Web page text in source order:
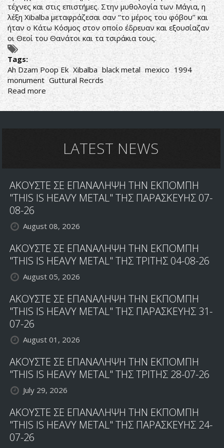
τέχνες και στις επιστήμες. Στην μυθολογία των Μάγια, η
λέξη Xibalba μεταφράζεσαι σαν ‘’το μέρος του φόβου’’ και
ήταν ο Κάτω Κόσμος στον οποίο έδρευαν και εξουσίαζαν
οι Θεοί του Θανάτοι και τα τσιράκια τους.
Tags:
Ah Dzam Poop Ek Xibalba black metal mexico 1994
monument Guttural Recrds
Read more about
Xibalba-
Ah
LATEST NEWS
ΑΚΟΥΣΤΕ ΣΕ ΕΠΑΝΑΛΗΨΗ ΤΗΝ ΕΚΠΟΜΠΗ
"THIS IS HEAVY METAL" ΤΗΣ ΠΑΡΑΣΚΕΥΗΣ 07-
08-26
August 08, 2026
ΑΚΟΥΣΤΕ ΣΕ ΕΠΑΝΑΛΗΨΗ ΤΗΝ ΕΚΠΟΜΠΗ
"THIS IS HEAVY METAL" ΤΗΣ ΤΡΙΤΗΣ 04-08-26
August 05, 2026
ΑΚΟΥΣΤΕ ΣΕ ΕΠΑΝΑΛΗΨΗ ΤΗΝ ΕΚΠΟΜΠΗ
"THIS IS HEAVY METAL" ΤΗΣ ΠΑΡΑΣΚΕΥΗΣ 31-
07-26
August 01, 2026
ΑΚΟΥΣΤΕ ΣΕ ΕΠΑΝΑΛΗΨΗ ΤΗΝ ΕΚΠΟΜΠΗ
"THIS IS HEAVY METAL" ΤΗΣ ΤΡΙΤΗΣ 28-07-26
July 29, 2026
ΑΚΟΥΣΤΕ ΣΕ ΕΠΑΝΑΛΗΨΗ ΤΗΝ ΕΚΠΟΜΠΗ
"THIS IS HEAVY METAL" ΤΗΣ ΠΑΡΑΣΚΕΥΗΣ 24-
07-26